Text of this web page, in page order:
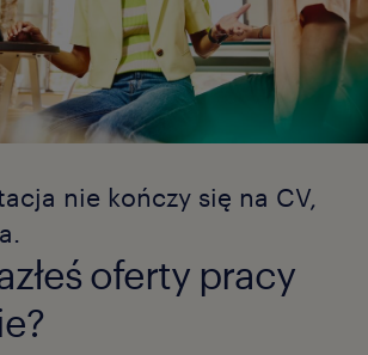
nie kończy się na CV,
oferty pracy